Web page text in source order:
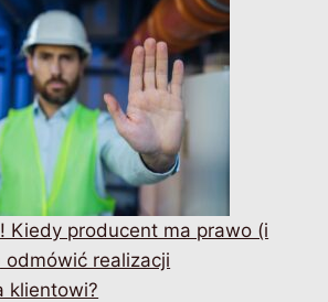
Kiedy producent ma prawo (i
odmówić realizacji
klientowi?